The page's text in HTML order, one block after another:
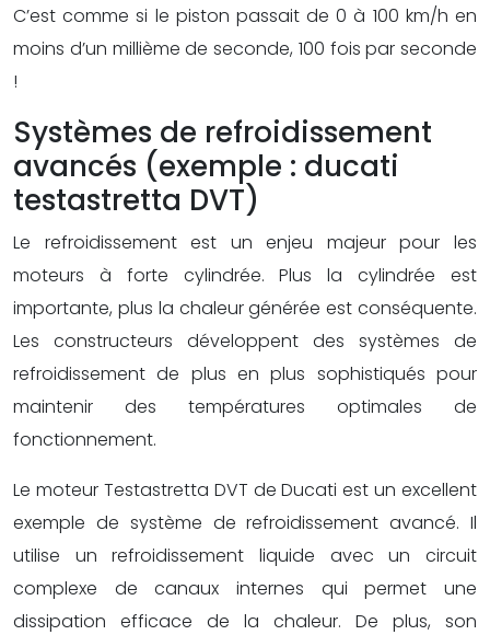
C’est comme si le piston passait de 0 à 100 km/h en
moins d’un millième de seconde, 100 fois par seconde
!
Systèmes de refroidissement
avancés (exemple : ducati
testastretta DVT)
Le refroidissement est un enjeu majeur pour les
moteurs à forte cylindrée. Plus la cylindrée est
importante, plus la chaleur générée est conséquente.
Les constructeurs développent des systèmes de
refroidissement de plus en plus sophistiqués pour
maintenir des températures optimales de
fonctionnement.
Le moteur Testastretta DVT de Ducati est un excellent
exemple de système de refroidissement avancé. Il
utilise un refroidissement liquide avec un circuit
complexe de canaux internes qui permet une
dissipation efficace de la chaleur. De plus, son